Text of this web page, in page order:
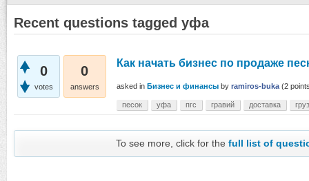
Recent questions tagged уфа
0
votes
0
answers
Как начать бизнес по продаже
asked in Бизнес и финансы by ramiros-buka (2
песок уфа пгс гравий доставка
To see more, click for thefull list of